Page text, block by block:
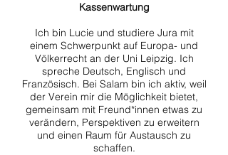
Kassenwartung
Ich bin Lucie und studiere Jura mit
einem Schwerpunkt auf Europa- und
Völkerrecht an der Uni Leipzig. Ich
spreche Deutsch, Englisch und
Französisch. Bei Salam bin ich aktiv, weil
der Verein mir die Möglichkeit bietet,
gemeinsam mit Freund*innen etwas zu
verändern, Perspektiven zu erweitern
und einen Raum für Austausch zu
schaffen.